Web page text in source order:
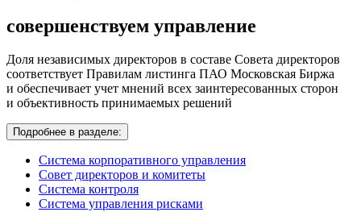
совершенствуем управление
Доля независимых директоров в составе Совета директоров
соответствует Правилам листинга ПАО Московская Биржа
и обеспечивает учет мнений всех заинтересованных сторон
и объективность принимаемых решений
Подробнее в разделе:
Система корпоративного управления
Совет директоров и комитеты
Система контроля
Система управления рисками